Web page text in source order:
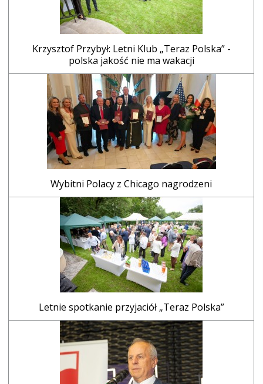
Krzysztof Przybył: Letni Klub „Teraz Polska” -
polska jakość nie ma wakacji
Wybitni Polacy z Chicago nagrodzeni
Letnie spotkanie przyjaciół „Teraz Polska”